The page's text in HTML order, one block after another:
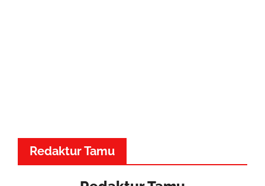
Redaktur Tamu